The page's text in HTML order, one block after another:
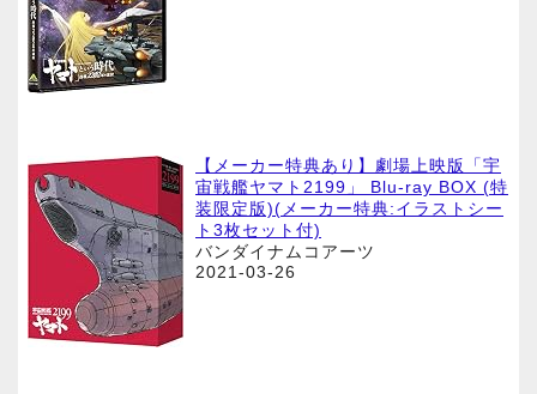
【メーカー特典あり】劇場上映版「宇
宙戦艦ヤマト2199」 Blu-ray BOX (特
装限定版)(メーカー特典:イラストシー
ト3枚セット付)
バンダイナムコアーツ
2021-03-26